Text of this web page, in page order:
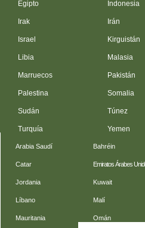
Egipto Indonesia
Irak Irán
Israel Kirguistán
Libia Malasia
Marruecos Pakistán
Palestina Somalia
Sudán Túnez
Turquía Yemen
Arabia Saudí Bahréin
Catar Emiratos Árabes
Jordania Kuwait
Líbano Malí
Mauritania Omán